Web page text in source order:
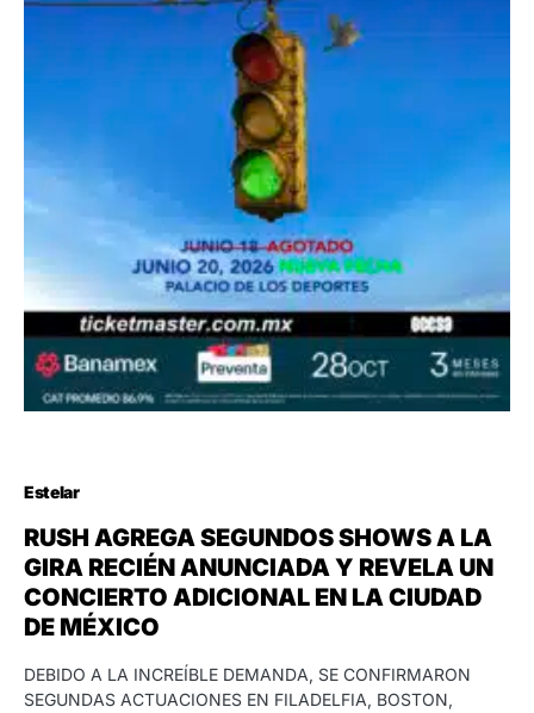
Estelar
RUSH AGREGA SEGUNDOS SHOWS A LA
GIRA RECIÉN ANUNCIADA Y REVELA UN
CONCIERTO ADICIONAL EN LA CIUDAD
DE MÉXICO
DEBIDO A LA INCREÍBLE DEMANDA, SE CONFIRMARON
SEGUNDAS ACTUACIONES EN FILADELFIA, BOSTON,